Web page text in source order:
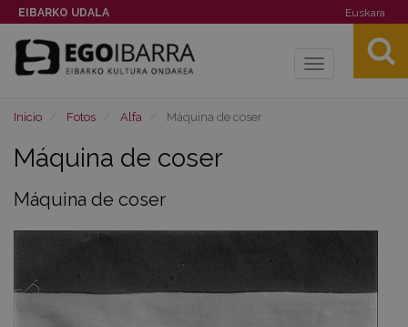
EIBARKO UDALA Euskara
Toggle
Inicio Fotos Alfa Máquina de coser
Máquina de coser
Máquina de coser